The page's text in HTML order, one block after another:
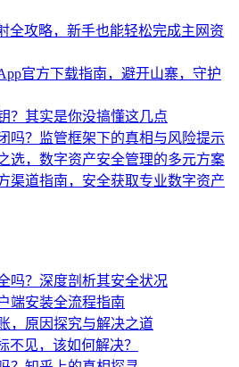
全攻略，新手也能轻松完成主网资
官方下载指南，避开山寨，守护
？其实是你没搞懂这几点
吗？监管框架下的真相与风险提示
选，数字资产安全管理的多元方案
渠道指南，安全获取专业数字资产
吗？深度剖析其安全状况
端安装全流程指南
，原因探究与解决之道
不见，该如何解决？